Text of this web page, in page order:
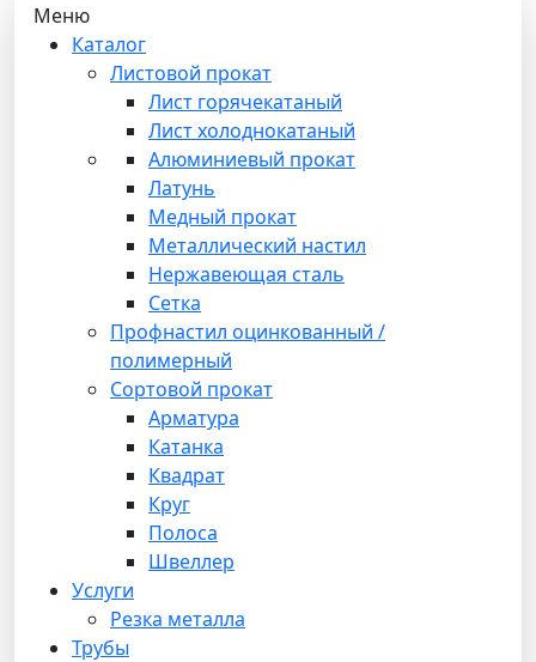
Меню
Каталог
Листовой прокат
Лист горячекатаный
Лист холоднокатаный
Алюминиевый прокат
Латунь
Медный прокат
Металлический настил
Нержавеющая сталь
Сетка
Профнастил оцинкованный /
полимерный
Сортовой прокат
Арматура
Катанка
Квадрат
Круг
Полоса
Швеллер
Услуги
Резка металла
Трубы